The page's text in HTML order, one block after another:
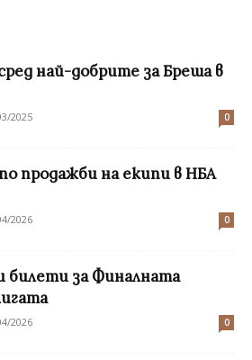
най-добрите за Бреша в
2025 0
продажби на екипи в НБА
2026 0
билети за Финалната
2026 0